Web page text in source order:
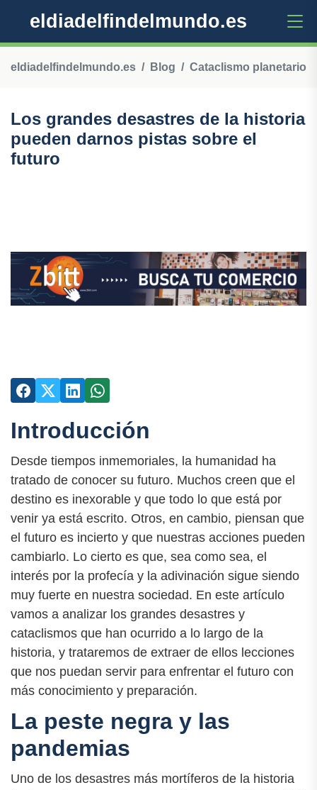
eldiadelfindelmundo.es
eldiadelfindelmundo.es Blog Cataclismo planetario
Los grandes desastres de la historia
pueden darnos pistas sobre el
futuro
Introducción
Desde tiempos inmemoriales, la humanidad ha
tratado de conocer su futuro. Muchos creen que el
destino es inexorable y que todo lo que está por
venir ya está escrito. Otros, en cambio, piensan que
el futuro es incierto y que nuestras acciones pueden
cambiarlo. Lo cierto es que, sea como sea, el
interés por la profecía y la adivinación sigue siendo
muy fuerte en nuestra sociedad. En este artículo
vamos a analizar los grandes desastres y
cataclismos que han ocurrido a lo largo de la
historia, y trataremos de extraer de ellos lecciones
que nos puedan servir para enfrentar el futuro con
más conocimiento y preparación.
La peste negra y las
pandemias
Uno de los desastres más mortíferos de la historia